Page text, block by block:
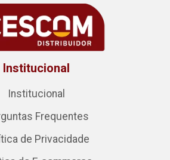
Institucional
Institucional
Frequentes
de Privacidade